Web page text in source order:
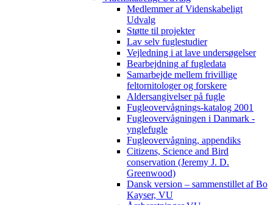
Medlemmer af Videnskabeligt
Udvalg
Støtte til projekter
Lav selv fuglestudier
Vejledning i at lave undersøgelser
Bearbejdning af fugledata
Samarbejde mellem frivillige
feltornitologer og forskere
Aldersangivelser på fugle
Fugleovervågnings-katalog 2001
Fugleovervågningen i Danmark -
ynglefugle
Fugleovervågning, appendiks
Citizens, Science and Bird
conservation (Jeremy J. D.
Greenwood)
Dansk version – sammenstillet af Bo
Kayser, VU